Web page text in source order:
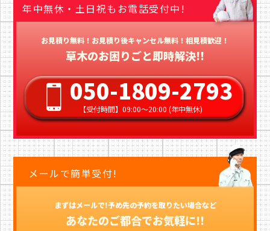
年中無休・土日祝もお電話受付中!
お見積り無料！お見積り後キャンセル無料！相見積歓迎！
草木のお困りごと即時解決!!
050-1809-2793
【受付時間】09:00〜20:00 (年中無休)
メールで簡単受付!
まずはメールで!予め先の予約を取りたい場合など
あなたのご都合でお気軽に!!